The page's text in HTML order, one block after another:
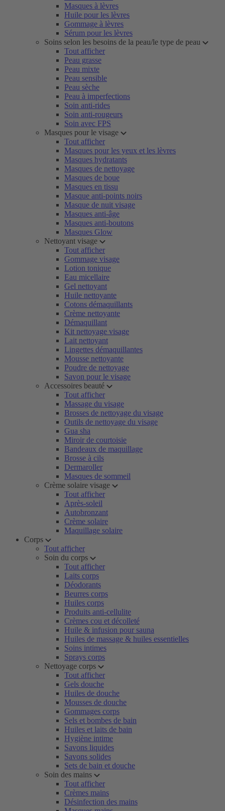
Masques à lèvres
Huile pour les lèvres
Gommage à lèvres
Sérum pour les lèvres
Soins selon les besoins de la peau/le type de peau
Tout afficher
Peau grasse
Peau mixte
Peau sensible
Peau sèche
Peau à imperfections
Soin anti-rides
Soin anti-rougeurs
Soin avec FPS
Masques pour le visage
Tout afficher
Masques pour les yeux et les lèvres
Masques hydratants
Masques de nettoyage
Masques de boue
Masques en tissu
Masque anti-points noirs
Masque de nuit visage
Masques anti-âge
Masques anti-boutons
Masques Glow
Nettoyant visage
Tout afficher
Gommage visage
Lotion tonique
Eau micellaire
Gel nettoyant
Huile nettoyante
Cotons démaquillants
Crème nettoyante
Démaquillant
Kit nettoyage visage
Lait nettoyant
Lingettes démaquillantes
Mousse nettoyante
Poudre de nettoyage
Savon pour le visage
Accessoires beauté
Tout afficher
Massage du visage
Brosses de nettoyage du visage
Outils de nettoyage du visage
Gua sha
Miroir de courtoisie
Bandeaux de maquillage
Brosse à cils
Dermaroller
Masques de sommeil
Crème solaire visage
Tout afficher
Après-soleil
Autobronzant
Crème solaire
Maquillage solaire
Corps
Tout afficher
Soin du corps
Tout afficher
Laits corps
Déodorants
Beurres corps
Huiles corps
Produits anti-cellulite
Crèmes cou et décolleté
Huile & infusion pour sauna
Huiles de massage & huiles essentielles
Soins intimes
Sprays corps
Nettoyage corps
Tout afficher
Gels douche
Huiles de douche
Mousses de douche
Gommages corps
Sels et bombes de bain
Huiles et laits de bain
Hygiène intime
Savons liquides
Savons solides
Sets de bain et douche
Soin des mains
Tout afficher
Crèmes mains
Désinfection des mains